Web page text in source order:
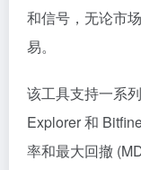
和信号，无论市
易。
该工具支持一系
Explorer 和
率和最大回撤